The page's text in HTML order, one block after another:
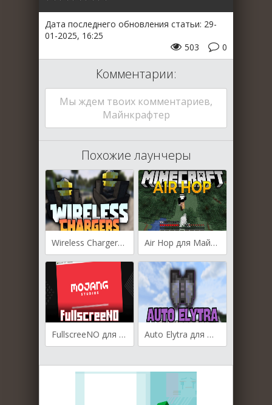
Дата последнего обновления статьи: 29-
01-2025, 16:25
0
503
Комментарии:
Мы ждем твоих комментариев,
Майнкрафтер
Похожие лаунчеры
Wireless Chargers для Майнкрафт [1.21.4, 1.21.3, 1.21] Air Hop для Майнкрафт [1.21.3, 1.21.1, 1.20.4]
FullscreeNO для Майнкрафт [1.20.2, 1.20.1, 1.20] Auto Elytra для Майнкрафт [1.20.2, 1.20.1]